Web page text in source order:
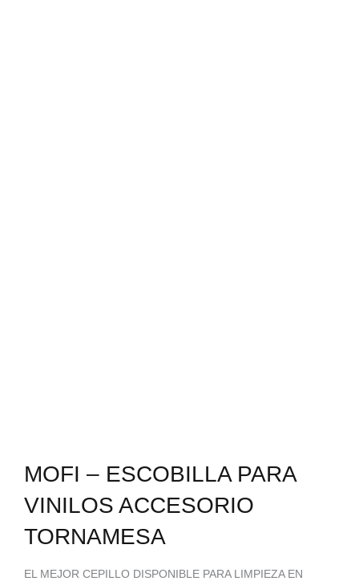
MOFI – ESCOBILLA PARA
VINILOS ACCESORIO
TORNAMESA
EL MEJOR CEPILLO DISPONIBLE PARA LIMPIEZA EN